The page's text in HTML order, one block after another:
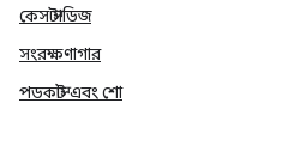
কেস স্টাডিজ
সংরক্ষণাগার
পডকাস্ট এবং শো